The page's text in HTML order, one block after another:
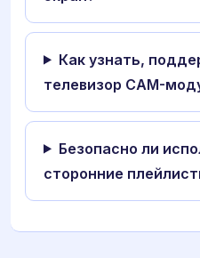
Как узнать,
телевизор CAM-
Безопасно ли
сторонние